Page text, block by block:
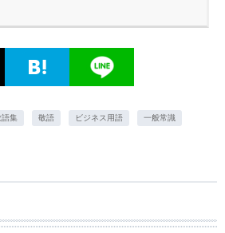
語集 敬語 ビジネス用語 一般常識